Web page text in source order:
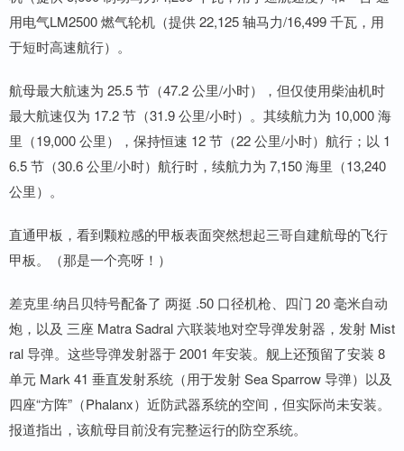
用电气LM2500 燃气轮机（提供 22,125 轴马力/16,499 千瓦，用
于短时高速航行）。
航母最大航速为 25.5 节（47.2 公里/小时），但仅使用柴油机时
最大航速仅为 17.2 节（31.9 公里/小时）。其续航力为 10,000 海
里（19,000 公里），保持恒速 12 节（22 公里/小时）航行；以 1
6.5 节（30.6 公里/小时）航行时，续航力为 7,150 海里（13,240
公里）。
直通甲板，看到颗粒感的甲板表面突然想起三哥自建航母的飞行
甲板。（那是一个亮呀！）
差克里·纳吕贝特号配备了 两挺 .50 口径机枪、四门 20 毫米自动
炮，以及 三座 Matra Sadral 六联装地对空导弹发射器，发射 Mist
ral 导弹。这些导弹发射器于 2001 年安装。舰上还预留了安装 8
单元 Mark 41 垂直发射系统（用于发射 Sea Sparrow 导弹）以及
四座“方阵”（Phalanx）近防武器系统的空间，但实际尚未安装。
报道指出，该航母目前没有完整运行的防空系统。